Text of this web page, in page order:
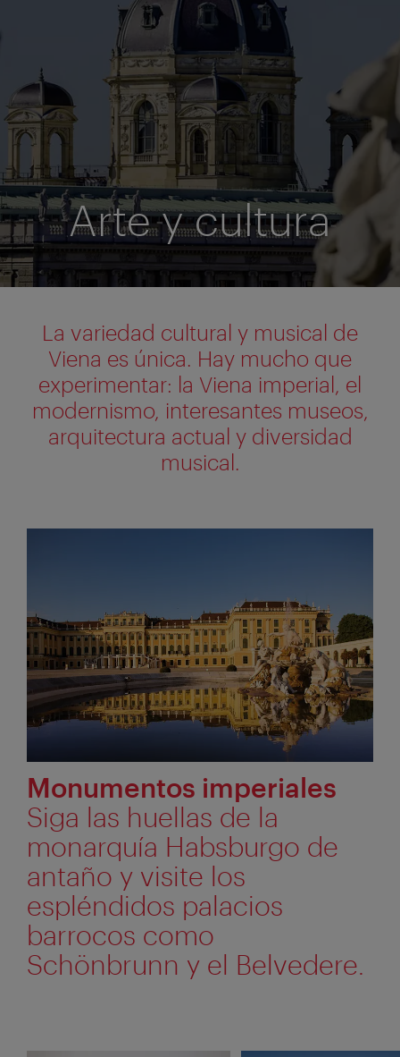
Arte y cultura
La variedad cultural y musical de
Viena es única. Hay mucho que
experimentar: la Viena imperial, el
modernismo, interesantes museos,
arquitectura actual y diversidad
musical.
Monumentos imperiales
Siga las huellas de la
monarquía Habsburgo de
antaño y visite los
espléndidos palacios
barrocos como
Schönbrunn y el Belvedere.